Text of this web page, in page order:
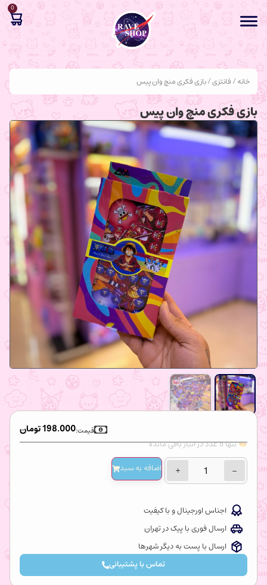
0
خانه/فانتزی/ بازی فکری منچ وان پیس
بازی فکری منچ وان پیس
198.000تومان قیمت:
تنها 5 عدد در انبار باقی مانده
−
+ اضافه‌ به سبد
اجناس اورجینال و با کیفیت
ارسال فوری با پیک در تهران
ارسال با پست به دیگر شهرها
تماس با پشتیبانی